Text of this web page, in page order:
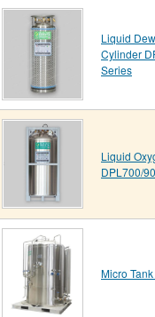
Liquid
Cylinder
Series
Liquid
DPL700/
Micro